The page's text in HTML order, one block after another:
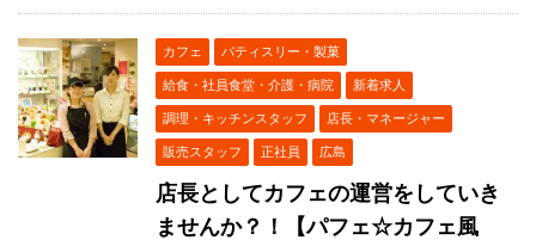
カフェ パティスリー・製菓
給食・社員食堂・介護・病院 新着求人
調理・キッチンスタッフ 店長・マネージャー
販売スタッフ 正社員 広島
店長としてカフェの運営をしていき
ませんか？！【パフェ☆カフェ風